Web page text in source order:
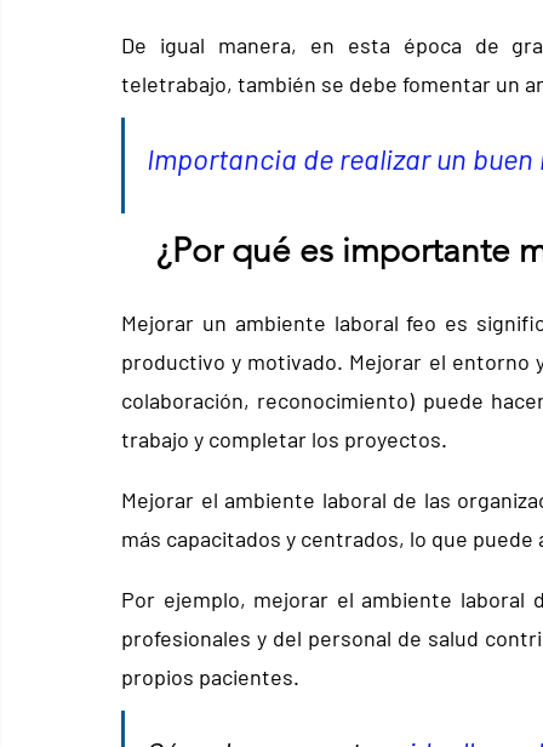
De igual manera, en esta época de
teletrabajo, también se debe fomentar un
Importancia de realizar un
¿Por qué es importante
Mejorar un ambiente laboral feo es
productivo y motivado. Mejorar el entorno
colaboración, reconocimiento) puede
trabajo y completar los proyectos.
Mejorar el ambiente laboral de las
más capacitados y centrados, lo que
Por ejemplo, mejorar el ambiente laboral
profesionales y del personal de salud
propios pacientes.